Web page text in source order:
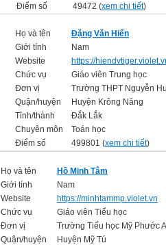
Điểm số
49472 (xem chi tiết)
Họ và tên
Đặng Văn Hiển
Giới tính
Nam
Website
https://
Chức vụ
Giáo viên Trung học
Đơn vị
Trường THPT Nguyễn
Quận/huyện
Huyện Krông Năng
Tỉnh/thành
Đắk Lắk
Chuyên môn
Toán học
Điểm số
499801 (xem chi tiết)
Họ và tên
Hồ Minh Tâm
Giới tính
Nam
Website
https://minhtammp.violet.vn
Chức vụ
Giáo viên Tiểu học
Đơn vị
Trường Tiểu học Mỹ Phước A
Quận/huyện
Huyện Mỹ Tú